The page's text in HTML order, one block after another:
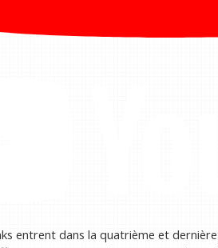
entrent dans la quatrième et